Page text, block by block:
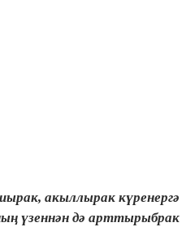
акыллырак
үзеннән дә арттырыбрак